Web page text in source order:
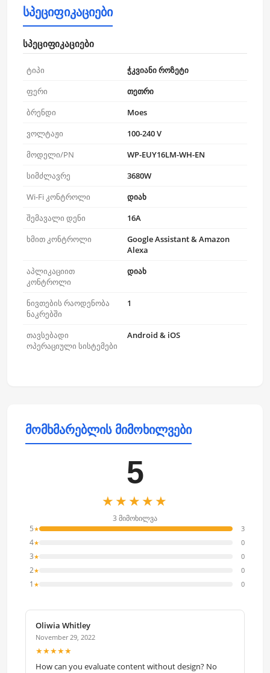
სპეციფიკაციები
სპეციფიკაციები
ტიპი
ჭკვიანი როზეტი
ფერი
თეთრი
ბრენდი
Moes
ვოლტაჟი
100-240 V
მოდელი/PN
WP-EUY16LM-WH-EN
სიმძლავრე
3680W
Wi-Fi კონტროლი
დიახ
შემავალი დენი
16A
ხმით კონტროლი
Google Assistant & Amazon
Alexa
აპლიკაციით
კონტროლი
დიახ
ნივთების რაოდენობა
ნაკრებში
1
თავსებადი
ოპერაციული სისტემები
Android & iOS
მომხმარებლის მიმოხილვები
5
★★★★★
3 მიმოხილვა
5★ 3
4★ 0
3★ 0
2★ 0
1 ★ 0
Oliwia Whitley
November 29, 2022
★★★★★
How can you evaluate content without design? No